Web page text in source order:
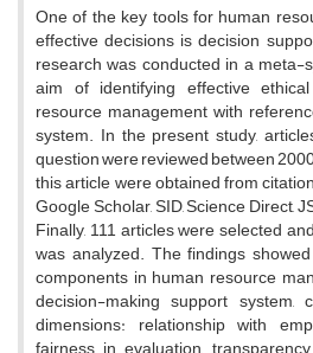
One of the key tools for human
effective decisions is decision
research was conducted in a
aim of identifying effective
resource management with
system. In the present study,
question were reviewed between
this article were obtained from
Google Scholar, SID, Science Direct,
Finally, 111 articles were selected
was analyzed. The findings
components in human resource
decision-making support
dimensions: relationship with